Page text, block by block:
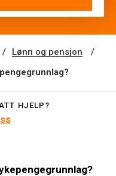
Lønn og pensjon
HJELP?